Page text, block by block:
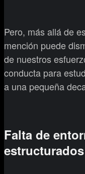
Pero, más allá de
mención puede
de nuestros
conducta para
a una pequeña
Falta de
estructurados